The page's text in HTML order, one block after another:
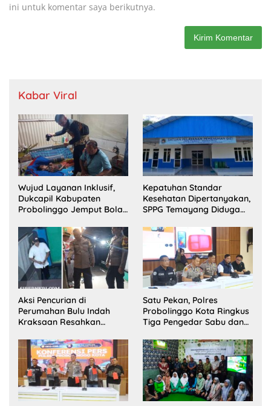
ini untuk komentar saya berikutnya.
Kabar Viral
Wujud Layanan Inklusif,
Dukcapil Kabupaten
Probolinggo Jemput Bola
Disabilitas di Dringu
Kepatuhan Standar
Kesehatan Dipertanyakan,
SPPG Temayang Diduga
Aksi Pencurian di
Perumahan Bulu Indah
Kraksaan Resahkan
Satu Pekan, Polres
Probolinggo Kota Ringkus
Tiga Pengedar Sabu dan